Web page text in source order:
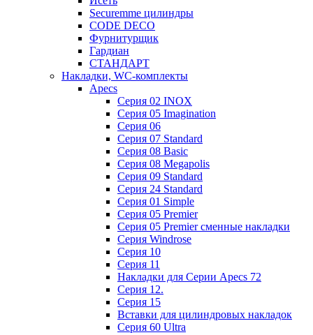
Securemme цилиндры
CODE DECO
Фурнитурщик
Гардиан
СТАНДАРТ
Накладки, WC-комплекты
Apecs
Cерия 02 INOX
Cерия 05 Imagination
Cерия 06
Cерия 07 Standard
Cерия 08 Basic
Cерия 08 Megapolis
Cерия 09 Standard
Cерия 24 Standard
Серия 01 Simple
Серия 05 Premier
Серия 05 Premier сменные накладки
Cерия Windrose
Серия 10
Серия 11
Накладки для Серии Apecs 72
Серия 12.
Серия 15
Вставки для цилиндровых накладок
Серия 60 Ultra